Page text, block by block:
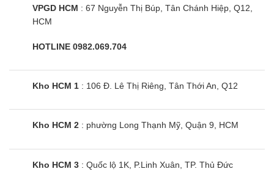
VPGD HCM : 67 Nguyễn Thị Búp, Tân Chánh Hiệp, Q12,
HCM
HOTLINE 0982.069.704
Kho HCM 1 : 106 Đ. Lê Thị Riêng, Tân Thới An, Q12
Kho HCM 2 : phường Long Thạnh Mỹ, Quận 9, HCM
Kho HCM 3 : Quốc lộ 1K, P.Linh Xuân, TP. Thủ Đức